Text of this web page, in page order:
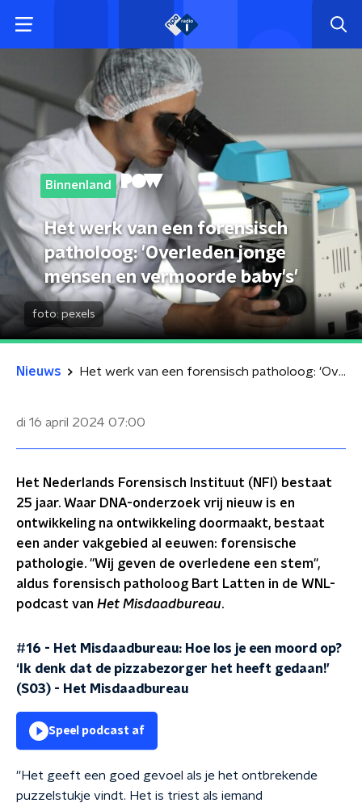
Binnenland
Het werk van een forensisch
patholoog: 'Overleden jonge
mensen en vermoorde baby's'
foto: pexels
Nieuws Het werk van een forensisch patholoog: 'Overleden jonge mensen en vermoorde baby's'
di 16 april 2024 07:00
Het Nederlands Forensisch Instituut (NFI) bestaat
25 jaar. Waar DNA-onderzoek vrij nieuw is en
ontwikkeling na ontwikkeling doormaakt, bestaat
een ander vakgebied al eeuwen: forensische
pathologie. ''Wij geven de overledene een stem'',
aldus forensisch patholoog Bart Latten in de WNL-
podcast van Het Misdaadbureau.
#16 - Het Misdaadbureau: Hoe los je een moord op?
‘Ik denk dat de pizzabezorger het heeft gedaan!’
(S03) - Het Misdaadbureau
Speel podcast af
''Het geeft een goed gevoel als je het ontbrekende
puzzelstukje vindt. Het is triest als iemand